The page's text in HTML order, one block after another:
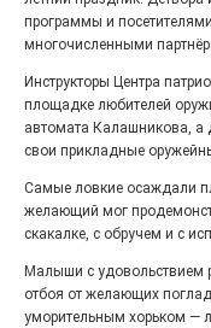
Выставка
проект, на
программы и
многочисленными
Инструкторы Центра
площадке любителей
автомата Калашникова, а
свои прикладные
Самые ловкие осаждали
желающий мог
скакалке, с обручем и с
Малыши с удовольствием
отбоя от желающих
уморительным хорьком —